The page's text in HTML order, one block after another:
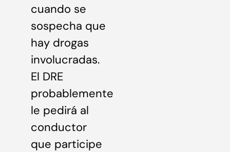
cuando se
sospecha que
hay drogas
involucradas.
El DRE
probablemente
le pedirá al
conductor
que participe